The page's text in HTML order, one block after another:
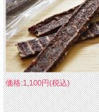
■商品名 Diara ディア
■原材料 馬赤身肉・
軟骨・海藻粉
醗酵野菜類
■原料原産国 日本、カ
■加工国 日本
■内容量 10g×5袋
■保証分析値 粗タン
価格:1,100円(税込)